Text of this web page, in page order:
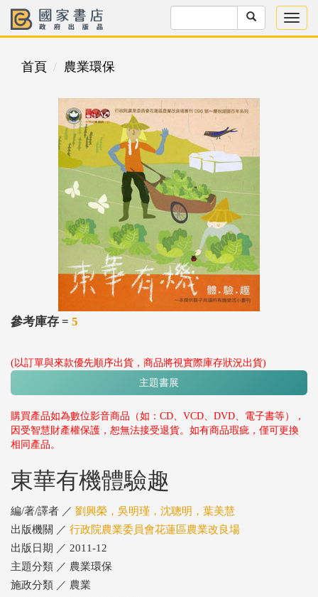
首頁 農業環保
參考庫存 = 5
(以訂單與來款優先順序出貨，商品將視實際庫存狀況出貨)
主題書展
購買產品如為數位影音商品（如：CD、VCD、DVD、電子書等），
因受智慧財產權保護，恕無法接受退貨。如有商品瑕疵，僅可更換
相同產品。
東華有機體驗趣
編/著/譯者 ／ 劉興榮，吳明瑾，沈聰明，葉美慧
出版機關 ／ 行政院農業委員會花蓮區農業改良場
出版日期 ／ 2011-12
主題分類 ／ 農業環保
施政分類 ／ 農業